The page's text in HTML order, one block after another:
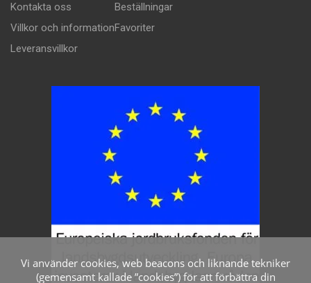
Kontakta oss
Villkor och information
Leveransvillkor
Beställningar
Favoriter
Vi använder cookies, web beacons och liknande tekniker
(gemensamt kallade ”cookies”) för att förbättra din